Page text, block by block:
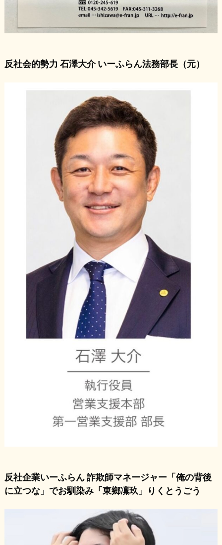
反社会的勢力 石澤大介 いーふらん法務部長（元）
反社企業いーふらん 詐欺師マネージャー「俺の背後
に立つな」でお馴染み「東鄉凜玖」りくとうごう